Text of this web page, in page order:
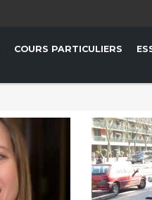
COURS PARTICULIERS